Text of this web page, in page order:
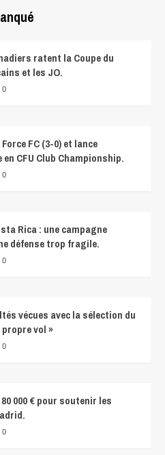
ratent la Coupe du
et les JO.
0
FC (3-0) et lance
CFU Club Championship.
0
Rica : une campagne
défense trop fragile.
0
vécues avec la sélection du
vol »
0
000 € pour soutenir les
0